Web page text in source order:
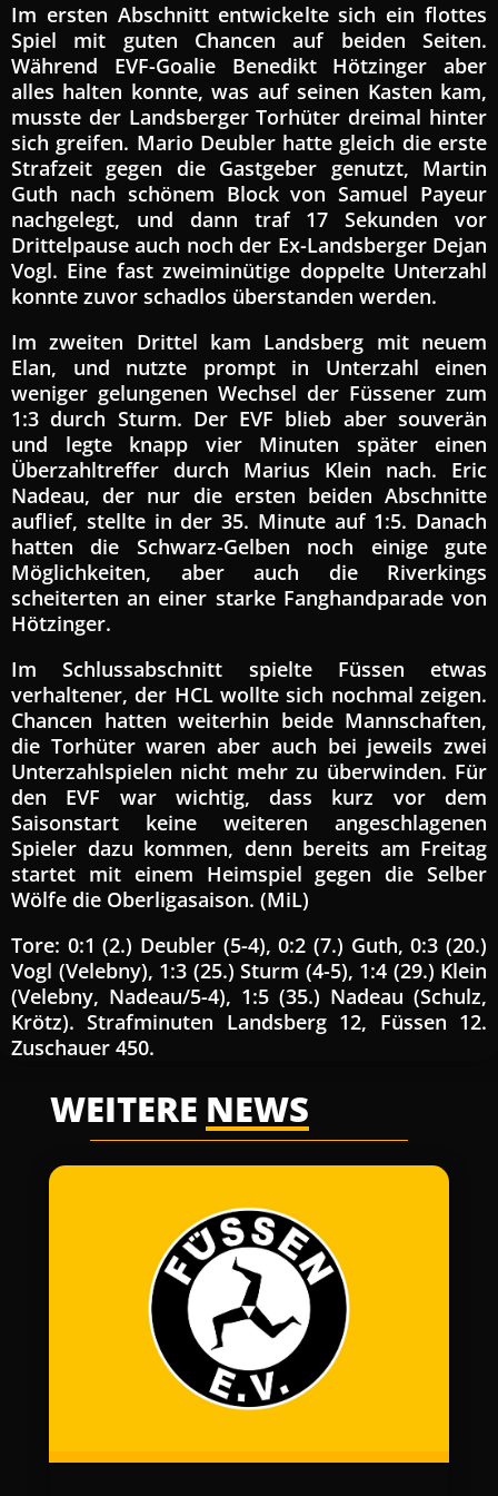
Im ersten Abschnitt entwickelte sich ein flottes
Spiel mit guten Chancen auf beiden Seiten.
Während EVF-Goalie Benedikt Hötzinger aber
alles halten konnte, was auf seinen Kasten kam,
musste der Landsberger Torhüter dreimal hinter
sich greifen. Mario Deubler hatte gleich die erste
Strafzeit gegen die Gastgeber genutzt, Martin
Guth nach schönem Block von Samuel Payeur
nachgelegt, und dann traf 17 Sekunden vor
Drittelpause auch noch der Ex-Landsberger Dejan
Vogl. Eine fast zweiminütige doppelte Unterzahl
konnte zuvor schadlos überstanden werden.
Im zweiten Drittel kam Landsberg mit neuem
Elan, und nutzte prompt in Unterzahl einen
weniger gelungenen Wechsel der Füssener zum
1:3 durch Sturm. Der EVF blieb aber souverän
und legte knapp vier Minuten später einen
Überzahltreffer durch Marius Klein nach. Eric
Nadeau, der nur die ersten beiden Abschnitte
auflief, stellte in der 35. Minute auf 1:5. Danach
hatten die Schwarz-Gelben noch einige gute
Möglichkeiten, aber auch die Riverkings
scheiterten an einer starke Fanghandparade von
Hötzinger.
Im Schlussabschnitt spielte Füssen etwas
verhaltener, der HCL wollte sich nochmal zeigen.
Chancen hatten weiterhin beide Mannschaften,
die Torhüter waren aber auch bei jeweils zwei
Unterzahlspielen nicht mehr zu überwinden. Für
den EVF war wichtig, dass kurz vor dem
Saisonstart keine weiteren angeschlagenen
Spieler dazu kommen, denn bereits am Freitag
startet mit einem Heimspiel gegen die Selber
Wölfe die Oberligasaison. (MiL)
Tore: 0:1 (2.) Deubler (5-4), 0:2 (7.) Guth, 0:3 (20.)
Vogl (Velebny), 1:3 (25.) Sturm (4-5), 1:4 (29.) Klein
(Velebny, Nadeau/5-4), 1:5 (35.) Nadeau (Schulz,
Krötz). Strafminuten Landsberg 12, Füssen 12.
Zuschauer 450.
WEITERE NEWS